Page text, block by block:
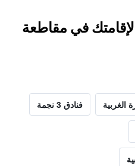
في مقاطعة
فنادق 3 نجمة